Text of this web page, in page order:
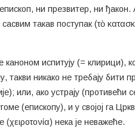
ни презвитер, ни
такав поступак (τὸ
испитују (= клирици),
такви никако не требају
или, ако устрају
(епископу), и у својој га
нека је неважеће.